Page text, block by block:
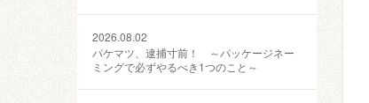
2026.08.02
パケマツ、逮捕寸前！ ～パッケージネー
ミングで必ずやるべき1つのこと～